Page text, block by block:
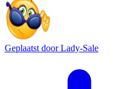
Geplaatst doorLady-Sale